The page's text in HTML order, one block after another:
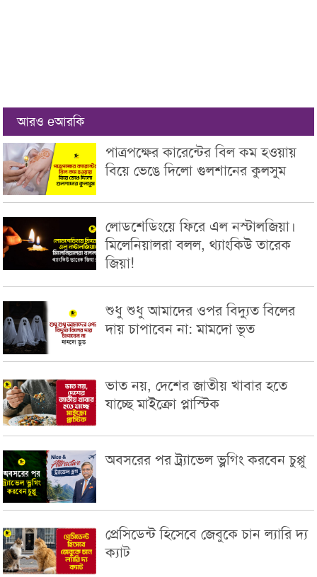
আরও eআরকি
পাত্রপক্ষের কারেন্টের বিল কম হওয়ায়
বিয়ে ভেঙে দিলো গুলশানের কুলসুম
লোডশেডিংয়ে ফিরে এল নস্টালজিয়া।
মিলেনিয়ালরা বলল, থ্যাংকিউ তারেক
জিয়া!
শুধু শুধু আমাদের ওপর বিদ্যুত বিলের
দায় চাপাবেন না: মামদো ভূত
ভাত নয়, দেশের জাতীয় খাবার হতে
যাচ্ছে মাইক্রো প্লাস্টিক
অবসরের পর ট্র্যাভেল ভ্লগিং করবেন চুপ্পু
প্রেসিডেন্ট হিসেবে জেবুকে চান ল্যারি দ্য
ক্যাট